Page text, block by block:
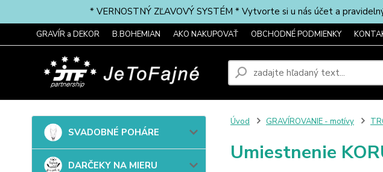
* VERNOSTNÝ ZĽAVOVÝ SYSTÉM * Vytvorte si u nás účet a
GRAVÍR a DEKOR B.BOHEMIAN AKO NAKUPOVAŤ OBCHODNÉ PODMIENKY
SVADOBNÉ POHÁRE
DARČEKY NA MIERU
Úvod GRAVÍROVANIE - motívy
Umiestnenie